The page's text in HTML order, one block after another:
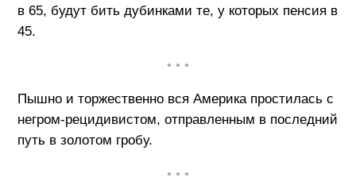
в 65, будут бить дубинками те, у которых пенсия в
45.
• • •
Пышно и торжественно вся Америка простилась с
негром-рецидивистом, отправленным в последний
путь в золотом гробу.
• • •